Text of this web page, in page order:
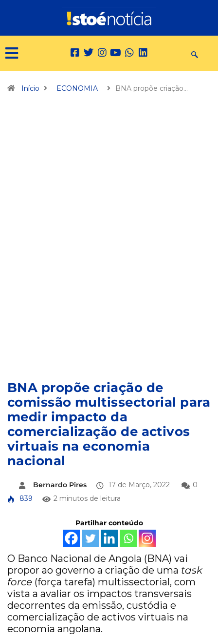
Início ECONOMIA BNA propõe criação…
BNA propõe criação de
comissão multissectorial para
medir impacto da
comercialização de activos
virtuais na economia
nacional
Bernardo Pires 17 de Março, 2022
0
839
2 minutos de leitura
Partilhar conteúdo
O Banco Nacional de Angola (BNA) vai
propor ao governo a criação de uma task
force (força tarefa) multissectorial, com
vista a avaliar os impactos transversais
decorrentes da emissão, custódia e
comercialização de activos virtuais na
economia angolana.